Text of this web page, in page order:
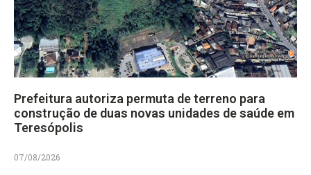
Prefeitura autoriza permuta de terreno para
construção de duas novas unidades de saúde em
Teresópolis
07/08/2026